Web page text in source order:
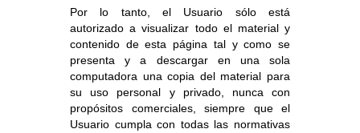
Por lo tanto, el Usuario sólo está
autorizado a visualizar todo el material y
contenido de esta página tal y como se
presenta y a descargar en una sola
computadora una copia del material para
su uso personal y privado, nunca con
propósitos comerciales, siempre que el
Usuario cumpla con todas las normativas